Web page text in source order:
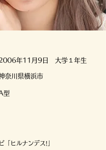
年11月9日 大学１年生
奈川県横浜市
型
「ヒルナンデス!」